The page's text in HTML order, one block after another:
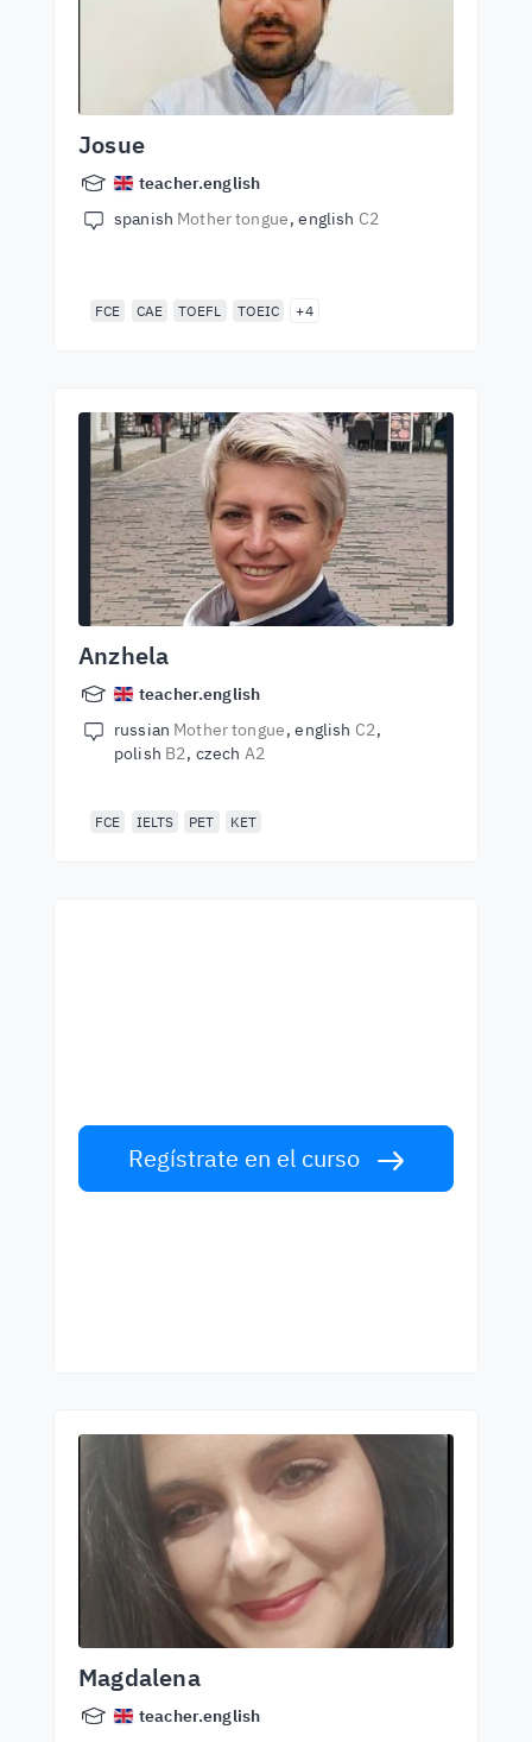
Josue
teacher.english
spanish Mother tongue english C2
FCE CAE TOEFL TOEIC +4
Anzhela
teacher.english
russian Mother tongue english C2
polish B2 czech A2
FCE IELTS PET KET
Regístrate en el curso
Magdalena
teacher.english